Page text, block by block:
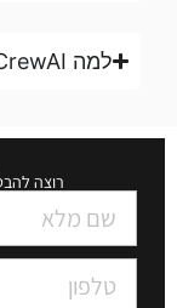
למה CrewAI ולא רק LangChain?
רוצה